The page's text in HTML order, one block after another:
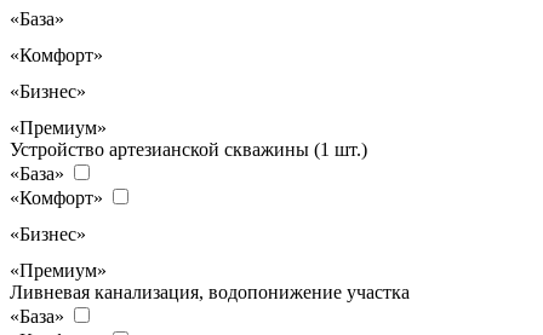
«База»
«Комфорт»
«Бизнес»
«Премиум»
Устройство артезианской скважины (1 шт.)
«База»
«Комфорт»
«Бизнес»
«Премиум»
Ливневая канализация, водопонижение участка
«База»